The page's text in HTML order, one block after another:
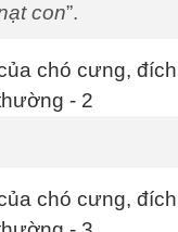
con”.